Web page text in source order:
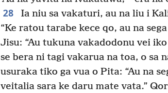
28 Ia niu sa vakaturi, au na liu i
“Ke ratou tarabe kece qo, au na
Jisu: “Au tukuna vakadodonu vei
se bera ni tagi vakarua na toa, o sa
usuraka tiko ga vua o Pita: “Au na
veitalia sara ke daru mate vata.”